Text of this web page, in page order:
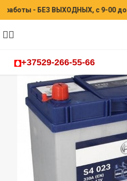
- БЕЗ ВЫХОДНЫХ, с 9-00 до 19-00
+37529-266-55-66